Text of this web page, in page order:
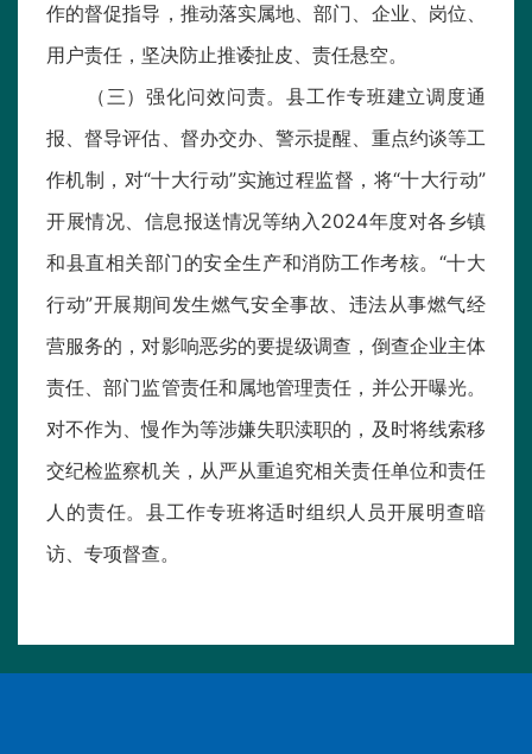
作的督促指导，推动落实属地、部门、企业、岗位、
用户责任，坚决防止推诿扯皮、责任悬空。
（三）强化问效问责。县工作专班建立调度通
报、督导评估、督办交办、警示提醒、重点约谈等工
作机制，对“十大行动”实施过程监督，将“十大行动”
开展情况、信息报送情况等纳入2024年度对各乡镇
和县直相关部门的安全生产和消防工作考核。“十大
行动”开展期间发生燃气安全事故、违法从事燃气经
营服务的，对影响恶劣的要提级调查，倒查企业主体
责任、部门监管责任和属地管理责任，并公开曝光。
对不作为、慢作为等涉嫌失职渎职的，及时将线索移
交纪检监察机关，从严从重追究相关责任单位和责任
人的责任。县工作专班将适时组织人员开展明查暗
访、专项督查。